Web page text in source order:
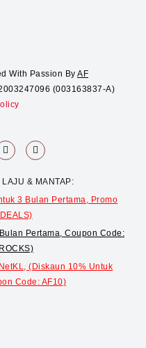
With Passion By AF
(003163837-A)
Y
o
u
u
e
I
n
s
a
r
& MANTAP:
3 Bulan Pertama, Promo
Pertama, Coupon Code:
(Diskaun 10% Untuk
Code: AF10)